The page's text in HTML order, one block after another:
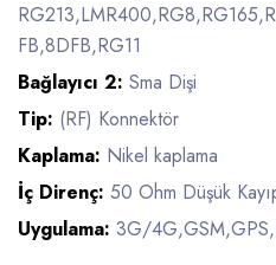
FB,8DFB,RG11
Bağlayıcı 2: Sma Dişi
Tip: (RF) Konnektör
Kaplama: Nikel kaplama
İç Direnç: 50 Ohm Düşük
Uygulama: 3G/